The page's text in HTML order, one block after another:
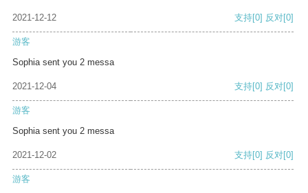
2021-12-12 支持[0] 反对[0]
游客
Sophia sent you 2 messa
2021-12-04 支持[0] 反对[0]
游客
Sophia sent you 2 messa
2021-12-02 支持[0] 反对[0]
游客